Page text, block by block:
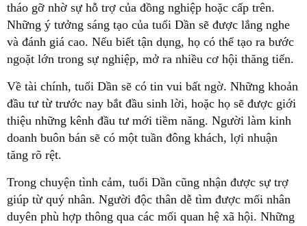
tháo gỡ nhờ sự hỗ trợ của đồng nghiệp hoặc cấp trên.
Những ý tưởng sáng tạo của tuổi Dần sẽ được lắng nghe
và đánh giá cao. Nếu biết tận dụng, họ có thể tạo ra bước
ngoặt lớn trong sự nghiệp, mở ra nhiều cơ hội thăng tiến.
Về tài chính, tuổi Dần sẽ có tin vui bất ngờ. Những khoản
đầu tư từ trước nay bắt đầu sinh lời, hoặc họ sẽ được giới
thiệu những kênh đầu tư mới tiềm năng. Người làm kinh
doanh buôn bán sẽ có một tuần đông khách, lợi nhuận
tăng rõ rệt.
Trong chuyện tình cảm, tuổi Dần cũng nhận được sự trợ
giúp từ quý nhân. Người độc thân dễ tìm được mối nhân
duyên phù hợp thông qua các mối quan hệ xã hội. Những